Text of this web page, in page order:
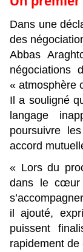
Dans une
des
Abbas
négociations
« atmosphère
Il a souligné
langage
poursuivre
accord
« Lors du
dans le cœur
il ajouté,
puissent
rapidement